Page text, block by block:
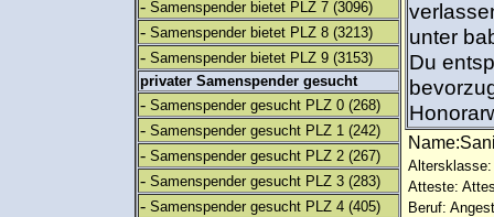
- Samenspender bietet PLZ 7 (3096)
- Samenspender bietet PLZ 8 (3213)
- Samenspender bietet PLZ 9 (3153)
privater Samenspender gesucht
- Samenspender gesucht PLZ 0 (268)
- Samenspender gesucht PLZ 1 (242)
- Samenspender gesucht PLZ 2 (267)
- Samenspender gesucht PLZ 3 (283)
- Samenspender gesucht PLZ 4 (405)
unter
Du
Altersklasse:
Atteste:
Beruf: